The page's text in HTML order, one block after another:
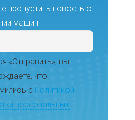
пропустить новость о
машин
«Отправить», вы
что
с Политикой
персональных